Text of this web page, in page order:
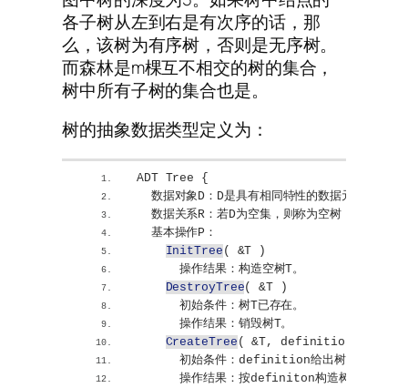
各子树从左到右是有次序的话，那
么，该树为有序树，否则是无序树。
而森林是m棵互不相交的树的集合，
树中所有子树的集合也是。
树的抽象数据类型定义为：
ADT Tree {
数据对象D：D是具有相同特性的数据元素的集合
数据关系R：若D为空集，则称为空树；若D仅包
  基本操作P：
InitTree ( &T
)
      操作结果：构造空树T。
DestroyTree( &T
)
      初始条件：树T已存在。
      操作结果：销毁树T。
CreateTree ( &T, definition
      初始条件：definition给出树T的定义。
      操作结果：按definiton构造树T。